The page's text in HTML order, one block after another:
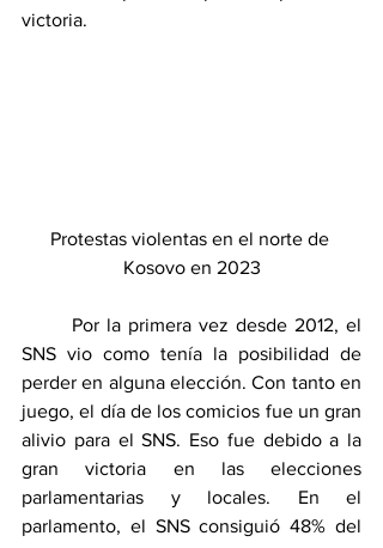
victoria.
Protestas violentas en el norte de
Kosovo en 2023
SNS vio como tenía la posibilidad de
perder en alguna elección. Con tanto en
juego, el día de los comicios fue un gran
alivio para el SNS. Eso fue debido a la
gran victoria en las elecciones
parlamentarias y locales. En el
parlamento, el SNS consiguió 48% del